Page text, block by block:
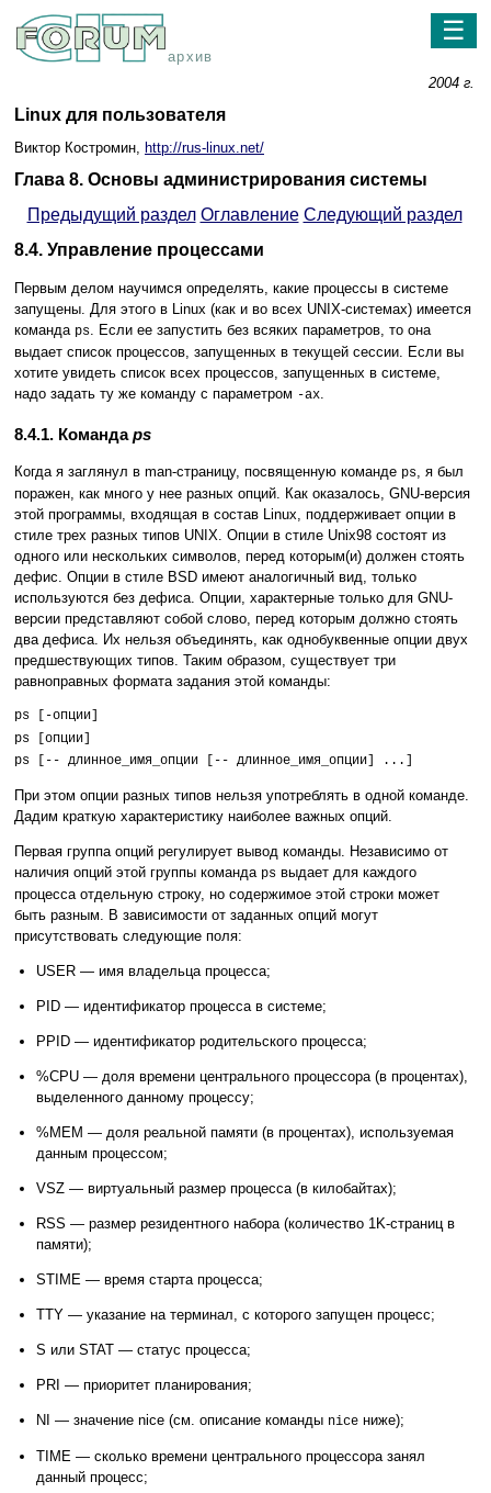
архив
☰
2004 г.
Linux для пользователя
Виктор Костромин, http://rus-linux.net/
Глава 8. Основы администрирования системы
Предыдущий раздел Оглавление Следующий раздел
8.4. Управление процессами
Первым делом научимся определять, какие процессы в системе
запущены. Для этого в Linux (как и во всех UNIX-системах) имеется
команда ps. Если ее запустить без всяких параметров, то она
выдает список процессов, запущенных в текущей сессии. Если вы
хотите увидеть список всех процессов, запущенных в системе,
надо задать ту же команду с параметром -ax.
8.4.1. Командаps
Когда я заглянул в man-страницу, посвященную команде ps, я был
поражен, как много у нее разных опций. Как оказалось, GNU-версия
этой программы, входящая в состав Linux, поддерживает опции в
стиле трех разных типов UNIX. Опции в стиле Unix98 состоят из
одного или нескольких символов, перед которым(и) должен стоять
дефис. Опции в стиле BSD имеют аналогичный вид, только
используются без дефиса. Опции, характерные только для GNU-
версии представляют собой слово, перед которым должно стоять
два дефиса. Их нельзя объединять, как однобуквенные опции двух
предшествующих типов. Таким образом, существует три
равноправных формата задания этой команды:
ps [-опции]
ps [опции]
ps [-- длинное_имя_опции [-- длинное_имя_опции] ...]
При этом опции разных типов нельзя употреблять в одной команде.
Дадим краткую характеристику наиболее важных опций.
Первая группа опций регулирует вывод команды. Независимо от
наличия опций этой группы команда ps выдает для каждого
процесса отдельную строку, но содержимое этой строки может
быть разным. В зависимости от заданных опций могут
присутствовать следующие поля:
USER — имя владельца процесса;
PID — идентификатор процесса в системе;
PPID — идентификатор родительского процесса;
%CPU — доля времени центрального процессора (в процентах),
выделенного данному процессу;
%MEM — доля реальной памяти (в процентах), используемая
данным процессом;
VSZ — виртуальный размер процесса (в килобайтах);
RSS — размер резидентного набора (количество 1K-страниц в
памяти);
STIME — время старта процесса;
TTY — указание на терминал, с которого запущен процесс;
S или STAT — статус процесса;
PRI — приоритет планирования;
NI — значение nice (см. описание команды nice ниже);
TIME — сколько времени центрального процессора занял
данный процесс;